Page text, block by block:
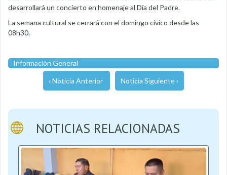
desarrollará un concierto en homenaje al Día del Padre.
La semana cultural se cerrará con el domingo cívico desde las
08h30.
Información General
‹ Noticia Anterior Noticia Siguiente ›
NOTICIAS RELACIONADAS